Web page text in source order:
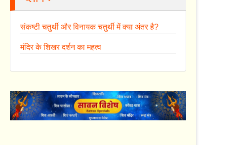
संकष्टी चतुर्थी और विनायक चतुर्थी में क्या अंतर है?
मंदिर के शिखर दर्शन का महत्व